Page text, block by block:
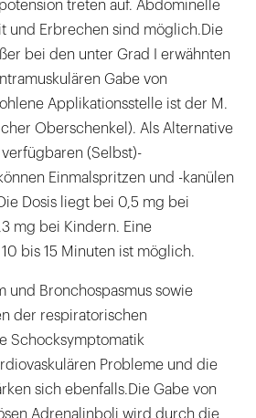
treten auf. Abdominelle
und Erbrechen sind möglich.Die
bei den unter Grad I erwähnten
Gabe von
Applikationsstelle ist der M.
Oberschenkel). Als Alternative
(Selbst)-
Einmalspritzen und -kanülen
Dosis liegt bei 0,5 mg bei
mg bei Kindern. Eine
bis 15 Minuten ist möglich.
und Bronchospasmus sowie
der respiratorischen
Schocksymptomatik
Probleme und die
sich ebenfalls.Die Gabe von
Adrenalinboli wird durch die